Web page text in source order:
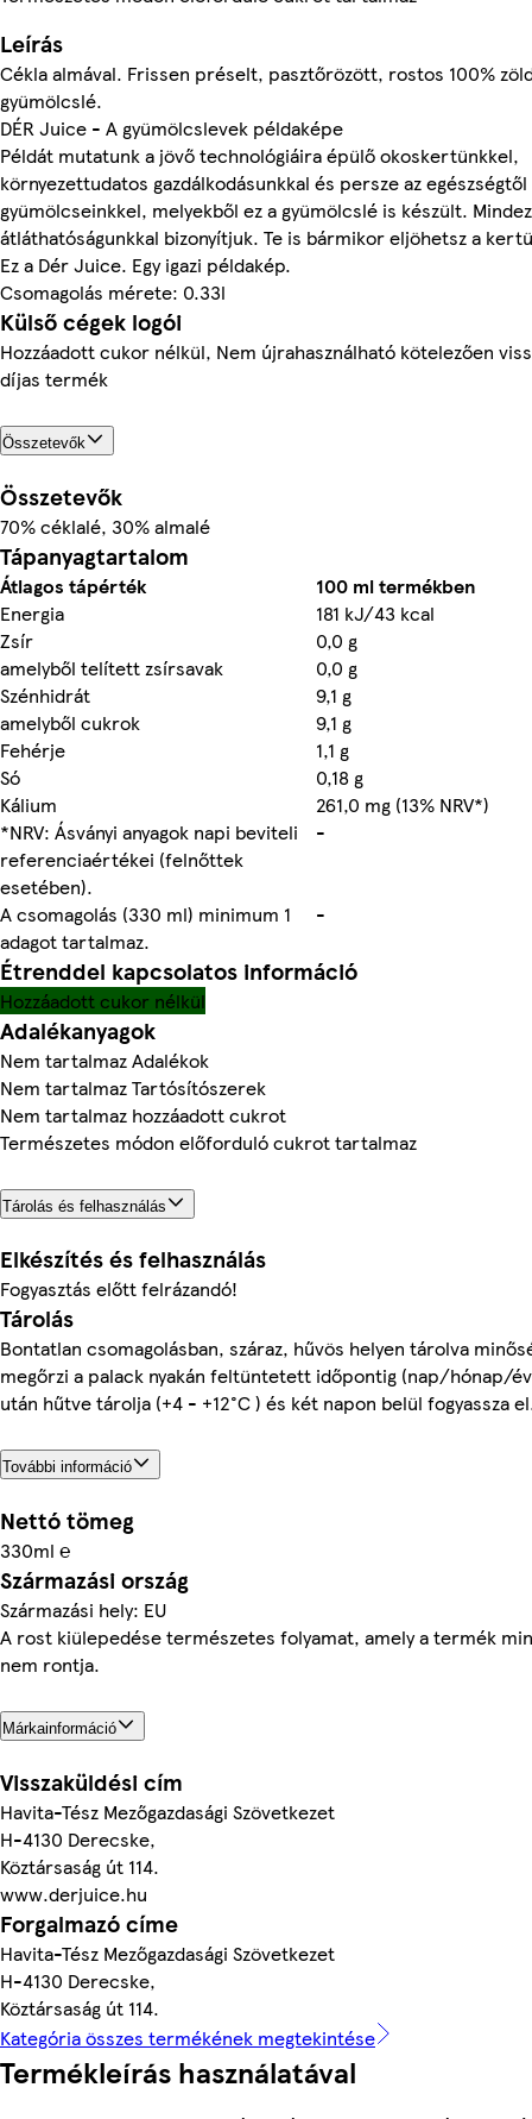
Leírás
Cékla almával. Frissen préselt, pasztőrözött, rostos 100%
gyümölcslé.
DÉR Juice - A gyümölcslevek példaképe
Példát mutatunk a jövő technológiáira épülő okoskertünkkel,
környezettudatos gazdálkodásunkkal és persze az
gyümölcseinkkel, melyekből ez a gyümölcslé is készült.
átláthatóságunkkal bizonyítjuk. Te is bármikor eljöhetsz a
Ez a Dér Juice. Egy igazi példakép.
Csomagolás mérete: 0.33l
Külső cégek logói
Hozzáadott cukor nélkül, Nem újrahasználható kötelezően
díjas termék
Összetevők
Összetevők
70% céklalé, 30% almalé
Tápanyagtartalom
Átlagos tápérték
100 ml termékben
Energia
181 kJ/43 kcal
Zsír
0,0 g
amelyből telített zsírsavak
0,0 g
Szénhidrát
9,1 g
amelyből cukrok
9,1 g
Fehérje
1,1 g
Só
0,18 g
Kálium
261,0 mg (13% NRV*)
*NRV: Ásványi anyagok napi beviteli
referenciaértékei (felnőttek
esetében).
-
A csomagolás (330 ml) minimum 1
adagot tartalmaz.
-
Étrenddel kapcsolatos információ
Hozzáadott cukor nélkül
Adalékanyagok
Nem tartalmaz Adalékok
Nem tartalmaz Tartósítószerek
Nem tartalmaz hozzáadott cukrot
Természetes módon előforduló cukrot tartalmaz
Tárolás és felhasználás
Elkészítés és felhasználás
Fogyasztás előtt felrázandó!
Tárolás
Bontatlan csomagolásban, száraz, hűvös helyen tárolva
megőrzi a palack nyakán feltüntetett időpontig (nap/hónap/
után hűtve tárolja (+4 - +12°C ) és két napon belül fogyassza
További információ
Nettó tömeg
330ml ℮
Származási ország
Származási hely: EU
A rost kiülepedése természetes folyamat, amely a termék
nem rontja.
Márkainformáció
Visszaküldési cím
Havita-Tész Mezőgazdasági Szövetkezet
H-4130 Derecske,
Köztársaság út 114.
www.derjuice.hu
Forgalmazó címe
Havita-Tész Mezőgazdasági Szövetkezet
H-4130 Derecske,
Köztársaság út 114.
Kategória összes termékének megtekintése
Termékleírás használatával